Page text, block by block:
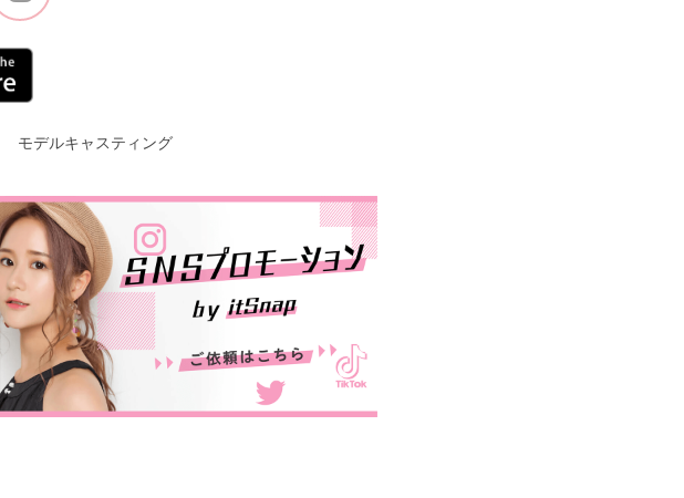
モデルキャスティング